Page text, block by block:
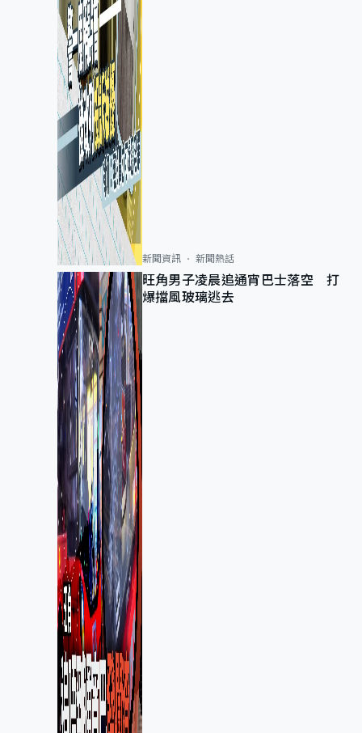
新聞資訊 新聞熱話
旺角男子凌晨追通宵巴士落空 打
爆擋風玻璃逃去